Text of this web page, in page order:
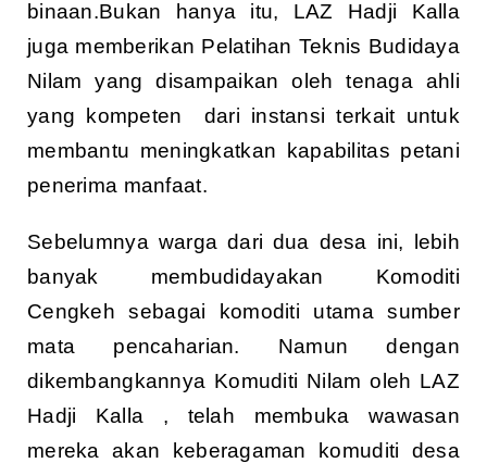
binaan.Bukan hanya itu, LAZ Hadji Kalla
juga memberikan Pelatihan Teknis Budidaya
Nilam yang disampaikan oleh tenaga ahli
yang kompeten dari instansi terkait untuk
membantu meningkatkan kapabilitas petani
penerima manfaat.
Sebelumnya warga dari dua desa ini, lebih
banyak membudidayakan Komoditi
Cengkeh sebagai komoditi utama sumber
mata pencaharian. Namun dengan
dikembangkannya Komuditi Nilam oleh LAZ
Hadji Kalla , telah membuka wawasan
mereka akan keberagaman komuditi desa